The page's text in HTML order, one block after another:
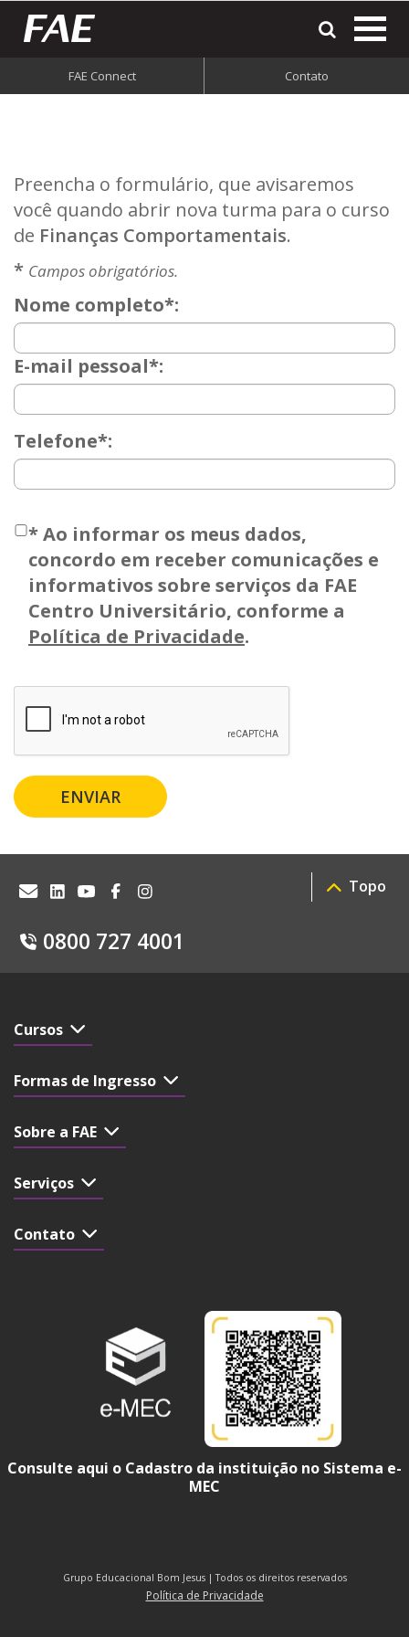
FAE Connect Contato
Preencha o formulário, que avisaremos
você quando abrir nova turma para o curso
de Finanças Comportamentais.
* Campos obrigatórios.
Nome completo*:
E-mail pessoal*:
Telefone*:
*Ao informar os meus dados,
concordo em receber comunicações e
informativos sobre serviços da FAE
Centro Universitário, conforme a
Política de Privacidade.
ENVIAR
0800 727 4001
Topo
Cursos
Formas de Ingresso
Sobre a FAE
Serviços
Contato
Consulte aqui o Cadastro da instituição no Sistema e-
MEC
Grupo Educacional Bom Jesus | Todos os direitos reservados
Política de Privacidade